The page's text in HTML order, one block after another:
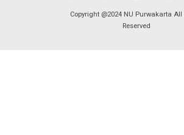
Copyright @2024 NU Purwakarta All
Reserved